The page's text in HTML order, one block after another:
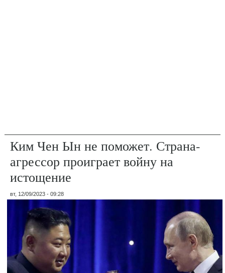
Ким Чен Ын не поможет. Страна-
агрессор проиграет войну на
истощение
вт, 12/09/2023 - 09:28